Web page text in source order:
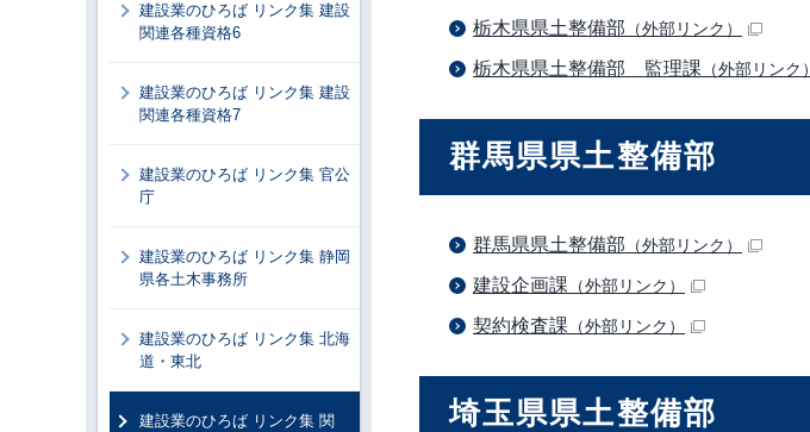
栃木県県土整備部 （外部リンク）
栃木県県土整備部 監理課 （外部リンク）
群馬県県土整備部
群馬県県土整備部 （外部リンク）
建設企画課 （外部リンク）
契約検査課 （外部リンク）
埼玉県県土整備部
建設業のひろば リンク集 建設
関連各種資格6
建設業のひろば リンク集 建設
関連各種資格7
建設業のひろば リンク集 官公
庁
建設業のひろば リンク集 静岡
県各土木事務所
建設業のひろば リンク集 北海
道・東北
建設業のひろば リンク集 関